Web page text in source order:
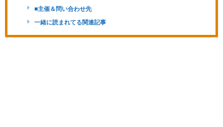
■主催＆問い合わせ先
一緒に読まれてる関連記事